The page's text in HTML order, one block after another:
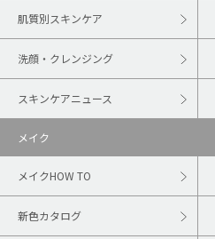
肌質別スキンケア
洗顔・クレンジング
スキンケアニュース
メイク
メイクHOW TO
新色カタログ